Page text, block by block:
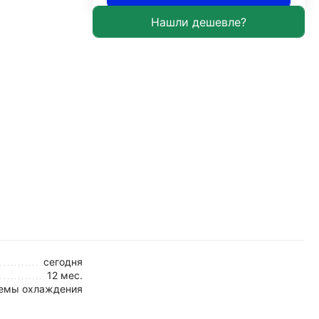
сегодня
12 мес.
охлаждения